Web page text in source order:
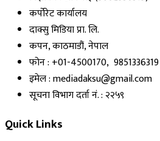
कर्पोरेट कार्यालय
दाक्सु मिडिया प्रा. लि.
कपन, काठमाडौं, नेपाल
फोन : +01-4500170, 9851336319
इमेल : mediadaksu@gmail.com
सूचना विभाग दर्ता नं. : २२५९
Quick Links